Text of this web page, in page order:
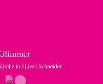
in 1Live | Schneider